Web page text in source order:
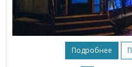
Подробнее